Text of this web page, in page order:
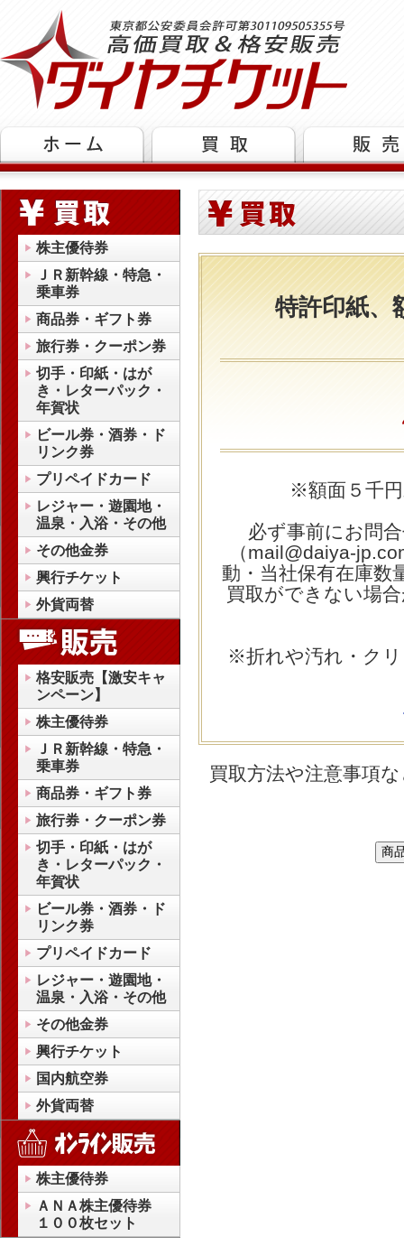
株主優待券
ＪＲ新幹線・特急・
乗車券
商品券・ギフト券
旅行券・クーポン券
切手・印紙・はが
き・レターパック・
年賀状
ビール券・酒券・ド
リンク券
プリペイドカード
レジャー・遊園地・
温泉・入浴・その他
その他金券
興行チケット
外貨両替
格安販売【激安キャ
ンペーン】
株主優待券
ＪＲ新幹線・特急・
乗車券
商品券・ギフト券
旅行券・クーポン券
切手・印紙・はが
き・レターパック・
年賀状
ビール券・酒券・ド
リンク券
プリペイドカード
レジャー・遊園地・
温泉・入浴・その他
その他金券
興行チケット
国内航空券
外貨両替
株主優待券
ＡＮＡ株主優待券
１００枚セット
特許印紙、
※額面５千
必ず事前にお問
（mail@daiya-
動・当社保有在庫数
買取ができない場
※折れや汚れ・ク
買取方法や注意事項